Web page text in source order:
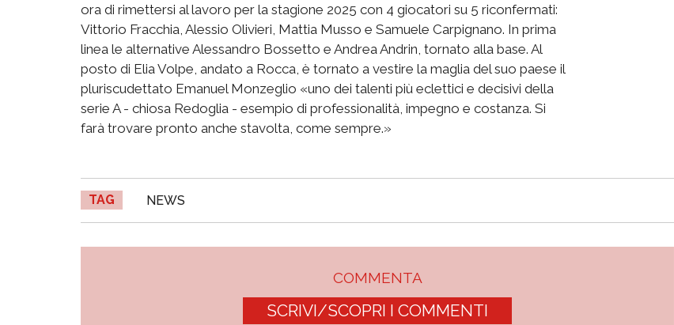
ora di rimettersi al lavoro per la stagione 2025 con 4 giocatori su 5 riconfermati:
Vittorio Fracchia, Alessio Olivieri, Mattia Musso e Samuele Carpignano. In prima
linea le alternative Alessandro Bossetto e Andrea Andrin, tornato alla base. Al
posto di Elia Volpe, andato a Rocca, è tornato a vestire la maglia del suo paese il
pluriscudettato Emanuel Monzeglio «uno dei talenti più eclettici e decisivi della
serie A - chiosa Redoglia - esempio di professionalità, impegno e costanza. Si
farà trovare pronto anche stavolta, come sempre.»
TAG NEWS
COMMENTA
SCRIVI/SCOPRI I COMMENTI